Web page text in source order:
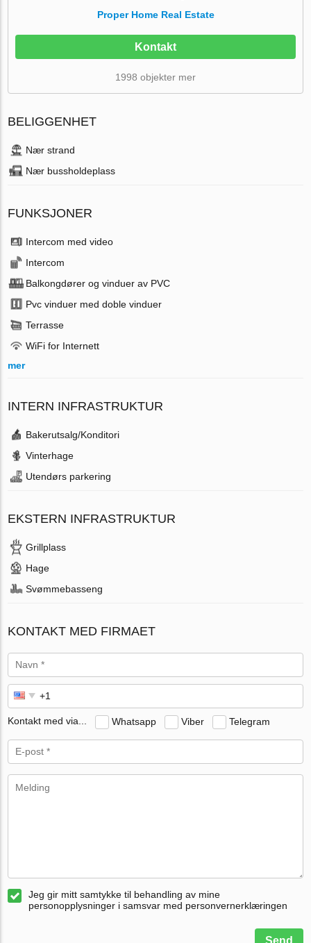
Proper Home Real Estate
Kontakt
1998 objekter mer
BELIGGENHET
Nær strand
Nær bussholdeplass
FUNKSJONER
Intercom med video
Intercom
Balkongdører og vinduer av PVC
Pvc vinduer med doble vinduer
Terrasse
WiFi for Internett
mer
INTERN INFRASTRUKTUR
Bakerutsalg/Konditori
Vinterhage
Utendørs parkering
EKSTERN INFRASTRUKTUR
Grillplass
Hage
Svømmebasseng
KONTAKT MED FIRMAET
Kontakt med via... Whatsapp Viber Telegram
Jeg gir mitt samtykke til behandling av mine
personopplysninger i samsvar med personvernerklæringen
Send